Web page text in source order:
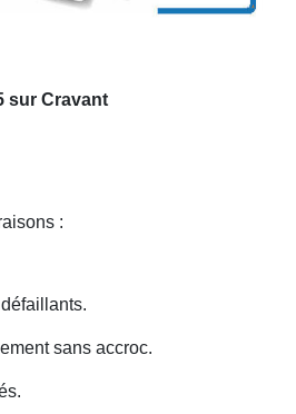
sur Cravant
:
sans accroc.